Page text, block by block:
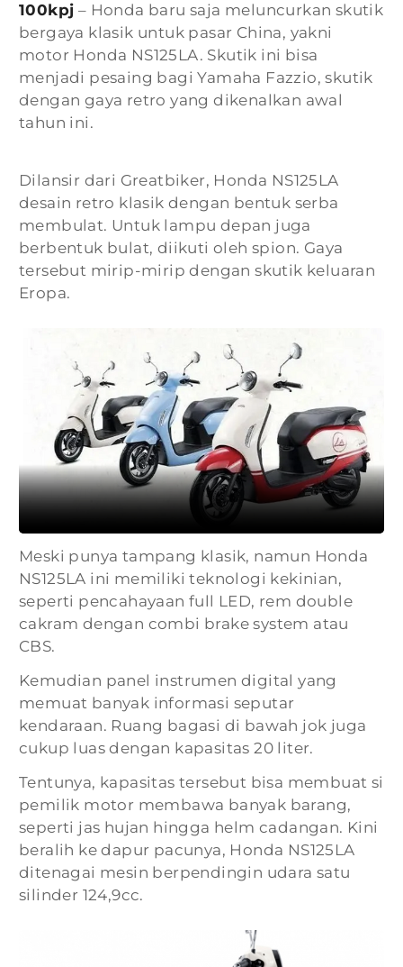
100kpj – Honda baru saja meluncurkan skutik
bergaya klasik untuk pasar China, yakni
motor Honda NS125LA. Skutik ini bisa
menjadi pesaing bagi Yamaha Fazzio, skutik
dengan gaya retro yang dikenalkan awal
tahun ini.
Dilansir dari Greatbiker, Honda NS125LA
desain retro klasik dengan bentuk serba
membulat. Untuk lampu depan juga
berbentuk bulat, diikuti oleh spion. Gaya
tersebut mirip-mirip dengan skutik keluaran
Eropa.
Meski punya tampang klasik, namun Honda
NS125LA ini memiliki teknologi kekinian,
seperti pencahayaan full LED, rem double
cakram dengan combi brake system atau
CBS.
Kemudian panel instrumen digital yang
memuat banyak informasi seputar
kendaraan. Ruang bagasi di bawah jok juga
cukup luas dengan kapasitas 20 liter.
Tentunya, kapasitas tersebut bisa membuat si
pemilik motor membawa banyak barang,
seperti jas hujan hingga helm cadangan. Kini
beralih ke dapur pacunya, Honda NS125LA
ditenagai mesin berpendingin udara satu
silinder 124,9cc.